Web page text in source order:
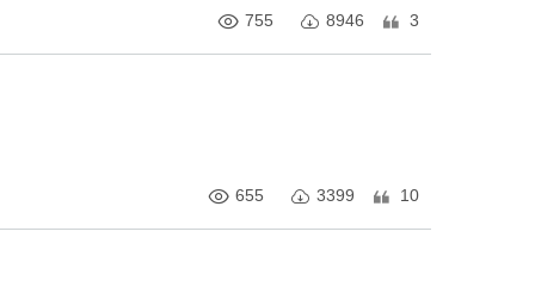
755 8946 3
655 3399 10